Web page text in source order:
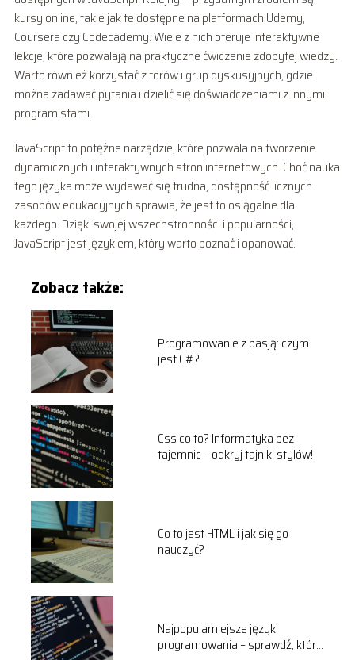
kursy online, takie jak te dostępne na platformach Udemy,
Coursera czy Codecademy. Wiele z nich oferuje interaktywne
lekcje, które pozwalają na praktyczne ćwiczenie zdobytej wiedzy.
Warto również korzystać z forów i grup dyskusyjnych, gdzie
można zadawać pytania i dzielić się doświadczeniami z innymi
programistami.
JavaScript to potężne narzędzie, które pozwala na tworzenie
dynamicznych i interaktywnych stron internetowych. Choć nauka
tego języka może wydawać się trudna, dostępność licznych
zasobów edukacyjnych sprawia, że jest to osiągalne dla
każdego. Dzięki swojej wszechstronności i popularności,
JavaScript jest językiem, który warto poznać i opanować.
Zobacz także:
Programowanie z pasją: czym
jest C#?
Css co to? Informatyka bez
tajemnic – odkryj tajniki stylów!
Co to jest HTML i jak się go
nauczyć?
Najpopularniejsze języki
programowania – sprawdź, który